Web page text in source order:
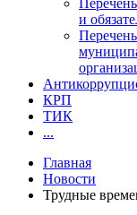
и
КРП
ТИК
...
Главная
Новости
Трудные